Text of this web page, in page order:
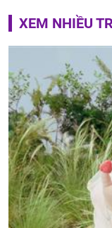
XEM NHIỀU